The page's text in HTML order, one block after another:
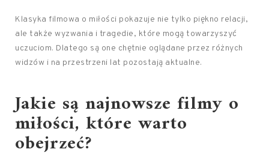
Klasyka filmowa o miłości pokazuje nie tylko piękno relacji,
ale także wyzwania i tragedie, które mogą towarzyszyć
uczuciom. Dlatego są one chętnie oglądane przez różnych
widzów i na przestrzeni lat pozostają aktualne.
Jakie są najnowsze filmy o
miłości, które warto
obejrzeć?